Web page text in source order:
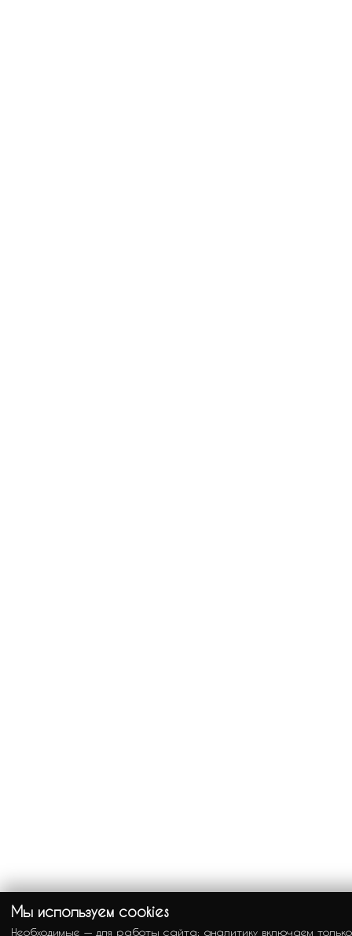
Мы используем cookies
Необходимые — для работы сайта; аналитику включаем